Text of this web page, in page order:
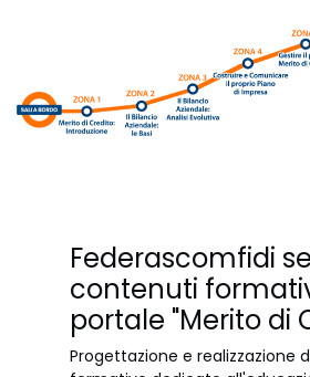
Federascomfidi
contenuti
portale "Merito di
Progettazione e realizzazione